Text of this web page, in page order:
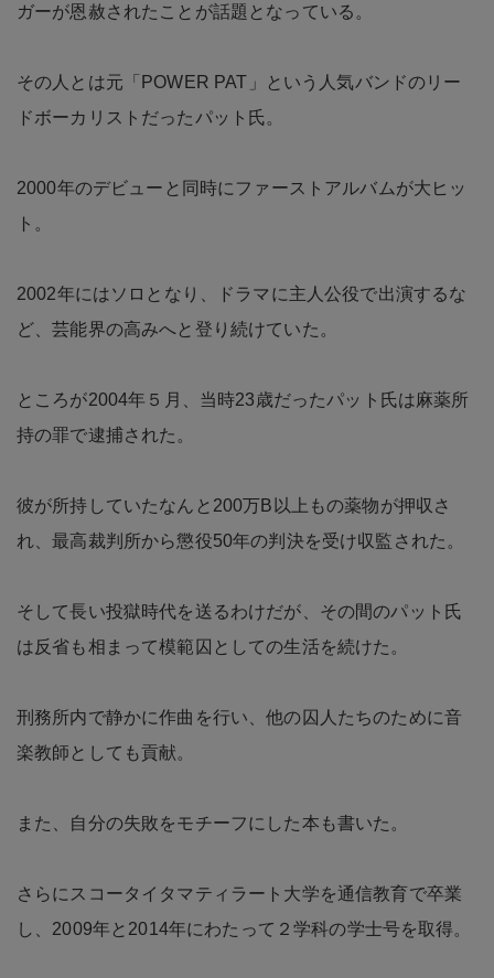
ガーが恩赦されたことが話題となっている。
その人とは元「POWER PAT」という人気バンドのリー
ドボーカリストだったパット氏。
2000年のデビューと同時にファーストアルバムが大ヒッ
ト。
2002年にはソロとなり、ドラマに主人公役で出演するな
ど、芸能界の高みへと登り続けていた。
ところが2004年５月、当時23歳だったパット氏は麻薬所
持の罪で逮捕された。
彼が所持していたなんと200万B以上もの薬物が押収さ
れ、最高裁判所から懲役50年の判決を受け収監された。
そして長い投獄時代を送るわけだが、その間のパット氏
は反省も相まって模範囚としての生活を続けた。
刑務所内で静かに作曲を行い、他の囚人たちのために音
楽教師としても貢献。
また、自分の失敗をモチーフにした本も書いた。
さらにスコータイタマティラート大学を通信教育で卒業
し、2009年と2014年にわたって２学科の学士号を取得。